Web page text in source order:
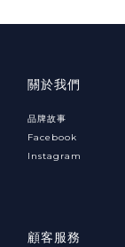
關於我們
品牌故事
Facebook
Instagram
顧客服務